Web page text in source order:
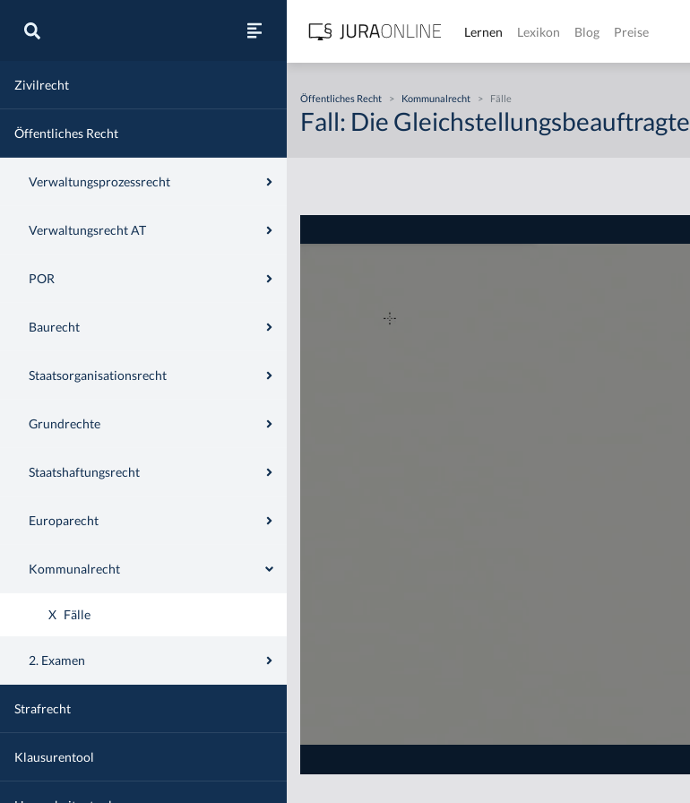
Zivilrecht
Öffentliches Recht
Verwaltungsprozessrecht
Verwaltungsrecht AT
POR
Baurecht
Staatsorganisationsrecht
Grundrechte
Staatshaftungsrecht
Europarecht
Kommunalrecht
X Fälle
2. Examen
Strafrecht
Klausurentool
Lernen Lexikon Blog Preise
Öffentliches Recht > Kommunalrecht > Fälle
Fall: Die Gleichstellungsbeauftragte